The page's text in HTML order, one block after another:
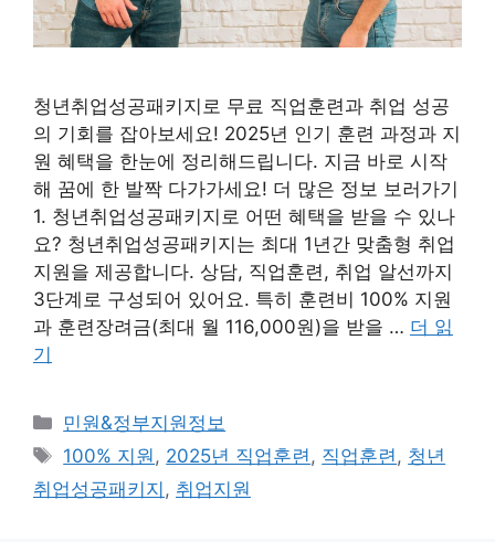
청년취업성공패키지로 무료 직업훈련과 취업 성공
의 기회를 잡아보세요! 2025년 인기 훈련 과정과 지
원 혜택을 한눈에 정리해드립니다. 지금 바로 시작
해 꿈에 한 발짝 다가가세요! 더 많은 정보 보러가기
1. 청년취업성공패키지로 어떤 혜택을 받을 수 있나
요? 청년취업성공패키지는 최대 1년간 맞춤형 취업
지원을 제공합니다. 상담, 직업훈련, 취업 알선까지
3단계로 구성되어 있어요. 특히 훈련비 100% 지원
과 훈련장려금(최대 월 116,000원)을 받을 … 더 읽
기
카
테
리
민원&정부지원정보
태
그
100% 지원, 2025년 직업훈련, 직업훈련, 청년
취업성공패키지 , 취업지원